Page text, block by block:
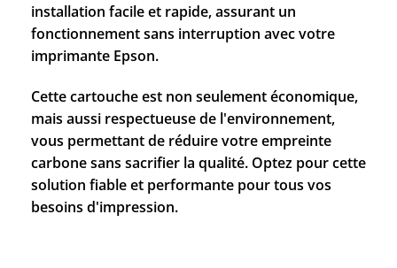
installation facile et rapide, assurant un
fonctionnement sans interruption avec votre
imprimante Epson.
Cette cartouche est non seulement économique,
mais aussi respectueuse de l'environnement,
vous permettant de réduire votre empreinte
carbone sans sacrifier la qualité. Optez pour cette
solution fiable et performante pour tous vos
besoins d'impression.